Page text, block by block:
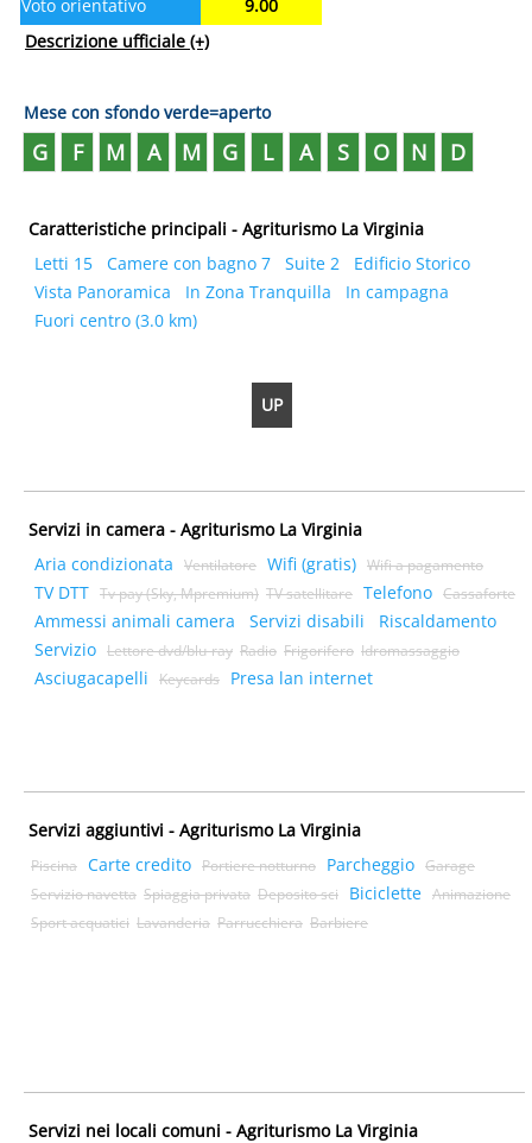
UP
Voto orientativo
9.00
Descrizione ufficiale (+)
Mese con sfondo verde=aperto
G F M A M G L A S O N D
Caratteristiche principali - Agriturismo La Virginia
Letti 15
Camere con bagno 7 Suite 2
Edificio Storico
Vista Panoramica
In Zona Tranquilla
In campagna
Fuori centro (3.0 km)
Servizi in camera - Agriturismo La Virginia
Aria condizionata
Ventilatore Wifi (gratis) Wifi a pagamento
TV DTT Tv pay (Sky, Mpremium) TV satellitare Telefono Cassaforte
Ammessi animali camera Servizi disabili
Riscaldamento
Servizio Lettore dvd/blu-ray Radio Frigorifero Idromassaggio
Asciugacapelli Keycards Presa lan internet
Servizi aggiuntivi - Agriturismo La Virginia
Piscina Carte credito Portiere notturno Parcheggio Garage
Servizio navetta Spiaggia privata Deposito sci Biciclette Animazione
Sport acquatici Lavanderia Parrucchiera Barbiere
Servizi nei locali comuni - Agriturismo La Virginia